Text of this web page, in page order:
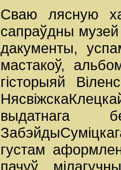
Сваю лясную
сапраўдны музей
дакументы,
мастакоў,
гісторыяй
выдатнага
густам
пачуў